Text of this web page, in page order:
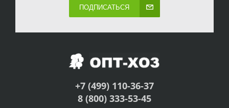
ПОДПИСАТЬСЯ
+7 (499) 110-36-37
8 (800) 333-53-45